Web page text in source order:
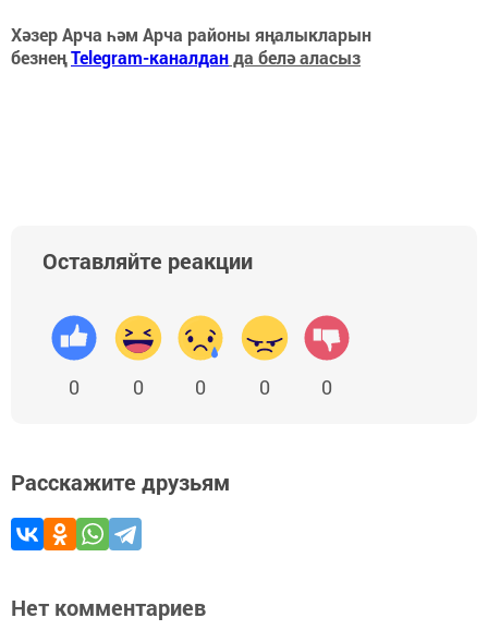
Хәзер Арча һәм Арча районы яңалыкларын
безнеңTelegram-каналданда белә аласыз
Оставляйте реакции
0 0 0 0 0
Расскажите друзьям
Нет комментариев